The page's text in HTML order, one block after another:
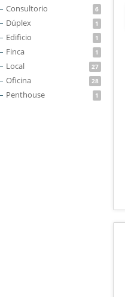
Consultorio 6
Dúplex 1
Edificio 1
Finca 1
Local 27
Oficina 28
Penthouse 1